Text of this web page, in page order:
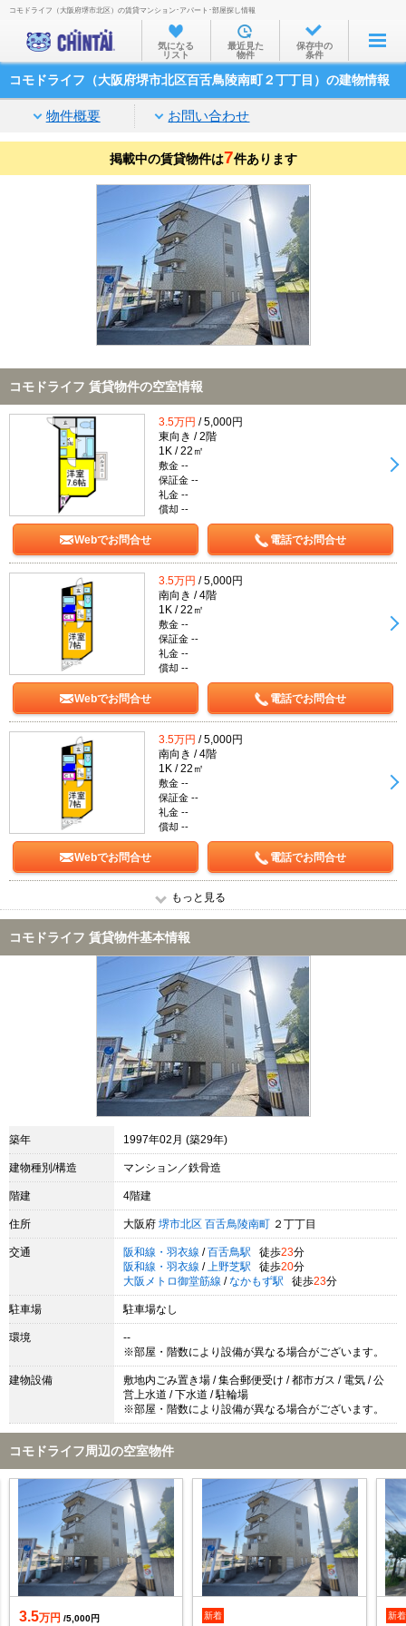
お部屋を探す
沿線・駅から
家賃相場から
通勤通学時間から
物件特集から
不動産会社から
TOP
コモドライフ（大阪府堺市北区）の賃貸マンション･アパート･部屋探し情報
気になる
リスト
最近見た
物件
保存中の
条件
コモドライフ（大阪府堺市北区百舌鳥陵南町２丁丁目）の建物情報
物件概要 お問い合わせ
掲載中の賃貸物件は7件あります
コモドライフ 賃貸物件の空室情報
3.5万円 / 5,000円
東向き / 2階
1K / 22㎡
敷金 --
保証金 --
礼金 --
償却 --
Webでお問合せ 電話でお問合せ
3.5万円 / 5,000円
南向き / 4階
1K / 22㎡
敷金 --
保証金 --
礼金 --
償却 --
Webでお問合せ 電話でお問合せ
3.5万円 / 5,000円
南向き / 4階
1K / 22㎡
敷金 --
保証金 --
礼金 --
償却 --
Webでお問合せ 電話でお問合せ
もっと見る
コモドライフ 賃貸物件基本情報
築年 1997年02月 (築29年)
建物種別/構造 マンション／鉄骨造
階建 4階建
住所 大阪府 堺市北区 百舌鳥陵南町 ２丁丁目
交通 阪和線・羽衣線 / 百舌鳥駅 徒歩23分
阪和線・羽衣線 / 上野芝駅 徒歩20分
大阪メトロ御堂筋線 / なかもず駅 徒歩23分
駐車場 駐車場なし
環境
--
※部屋・階数により設備が異なる場合がございます。
建物設備
敷地内ごみ置き場 / 集合郵便受け / 都市ガス / 電気 / 公
営上水道 / 下水道 / 駐輪場
※部屋・階数により設備が異なる場合がございます。
コモドライフ周辺の空室物件
3.5万円 /5,000円 新着 新着